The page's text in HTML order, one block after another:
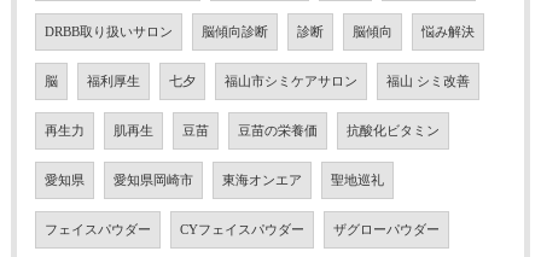
DRBB取り扱いサロン 脳傾向診断 診断 脳傾向 悩み解決
脳 福利厚生 七夕 福山市シミケアサロン 福山 シミ改善
再生力 肌再生 豆苗 豆苗の栄養価 抗酸化ビタミン
愛知県 愛知県岡崎市 東海オンエア 聖地巡礼
フェイスパウダー CYフェイスパウダー ザグローパウダー